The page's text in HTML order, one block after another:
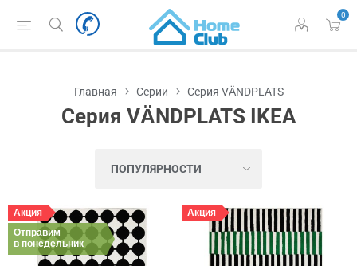
0
Главная Серии Серия VÄNDPLATS
Серия VÄNDPLATS IKEA
Акция
Отправим
в понедельник
Акция